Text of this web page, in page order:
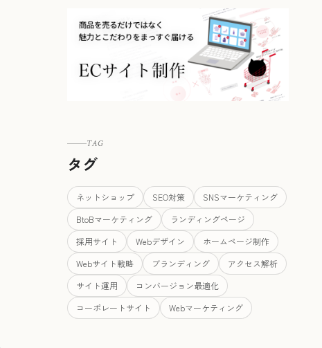
TAG
タグ
ネットショップ SEO対策
SNSマーケティング
BtoBマーケティング
ランディングページ
採用サイト
Webデザイン
ホームページ制作
Webサイト戦略
ブランディング
アクセス解析
サイト運用
コンバージョン最適化
コーポレートサイト
Webマーケティング